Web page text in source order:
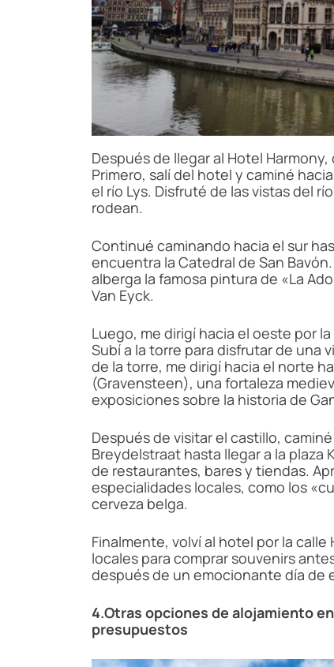
Después de llegar al Hotel
Primero, salí del hotel y caminé
el río Lys. Disfruté de las vistas del
rodean.
Continué caminando hacia el sur
encuentra la Catedral de San
alberga la famosa pintura de «La
Van Eyck.
Luego, me dirigí hacia el oeste por
Subí a la torre para disfrutar de una
de la torre, me dirigí hacia el norte
(Gravensteen), una fortaleza
exposiciones sobre la historia de
Después de visitar el castillo,
Breydelstraat hasta llegar a la
de restaurantes, bares y tiendas.
especialidades locales, como los
cerveza belga.
Finalmente, volví al hotel por la
locales para comprar souvenirs
después de un emocionante día de
4.Otras opciones de alojamiento
presupuestos